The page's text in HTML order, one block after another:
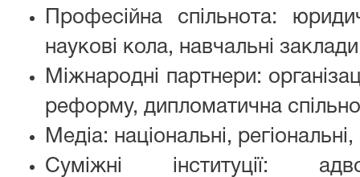
Професійна спільнота:
наукові кола, навчальні
Міжнародні партнери:
реформу, дипломатична
Медіа: національні,
Суміжні інституції: